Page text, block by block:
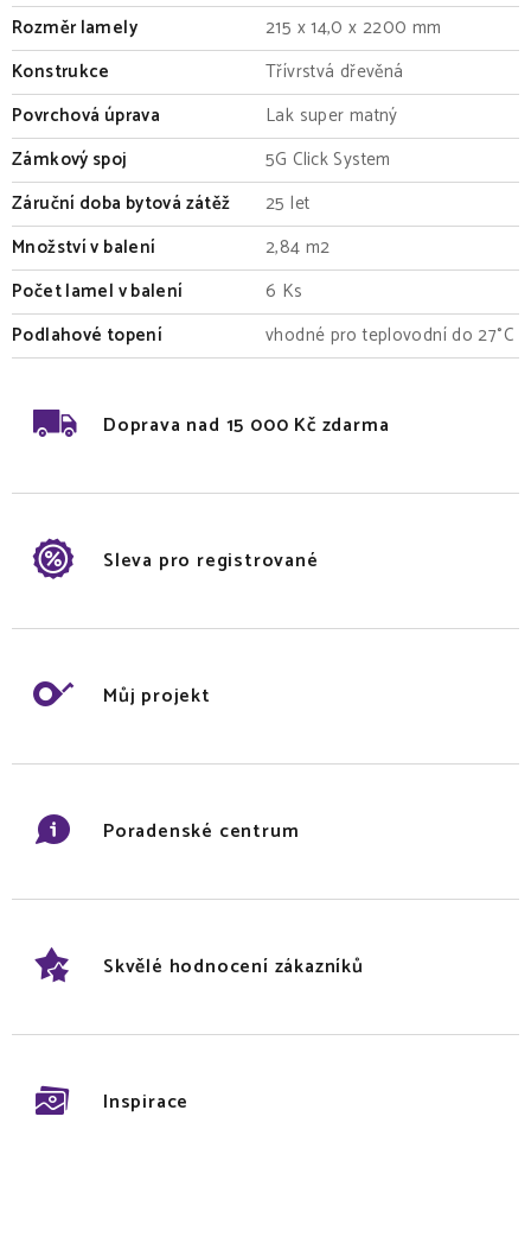
Rozměr lamely
215 x 14,0 x 2200 mm
Konstrukce
Třívrstvá dřevěná
Povrchová úprava
Lak super matný
Zámkový spoj
5G Click System
Záruční doba bytová zátěž
25 let
Množství v balení
2,84 m2
Počet lamel v balení
6 Ks
Podlahové topení
vhodné pro teplovodní do 27°C
Doprava nad 15 000 Kč zdarma
Sleva pro registrované
Můj projekt
Poradenské centrum
Skvělé hodnocení zákazníků
Inspirace